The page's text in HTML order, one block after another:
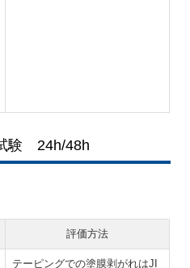
験 24h/48h
評価方法
テーピングでの塗膜剥がれはJI